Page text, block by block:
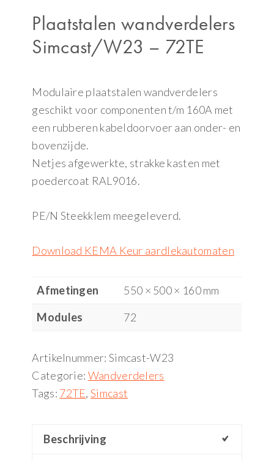
Plaatstalen wandverdelers
Simcast/W23 – 72TE
Modulaire plaatstalen wandverdelers
geschikt voor componenten t/m 160A met
een rubberen kabeldoorvoer aan onder- en
bovenzijde.
Netjes afgewerkte, strakke kasten met
poedercoat RAL9016.
PE/N Steekklem meegeleverd.
Download KEMA Keur aardlekautomaten
Afmetingen
550 × 500 × 160 mm
Modules
72
Artikelnummer: Simcast-W23
Categorie: Wandverdelers
Tags: 72TE,Simcast
Beschrijving